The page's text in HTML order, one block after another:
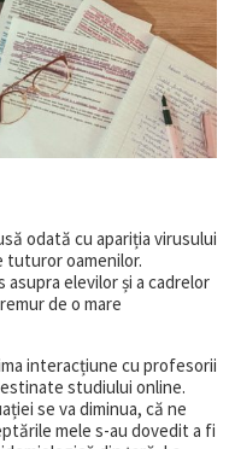
odată cu apariția virusului
tuturor oamenilor.
asupra elevilor și a cadrelor
de o mare
interacțiune cu profesorii
studiului online.
se va diminua, că ne
mele s-au dovedit a fi